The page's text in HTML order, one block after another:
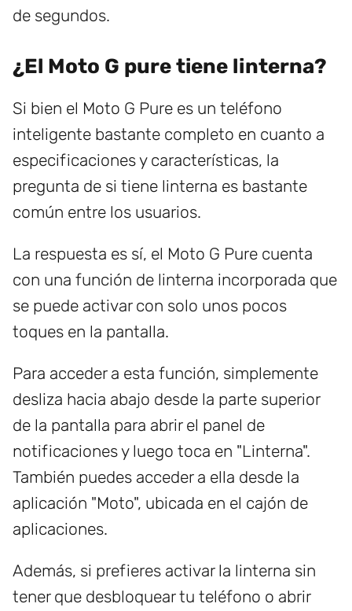
de segundos.
¿El Moto G pure tiene linterna?
Si bien el Moto G Pure es un teléfono
inteligente bastante completo en cuanto a
especificaciones y características, la
pregunta de si tiene linterna es bastante
común entre los usuarios.
La respuesta es sí, el Moto G Pure cuenta
con una función de linterna incorporada que
se puede activar con solo unos pocos
toques en la pantalla.
Para acceder a esta función, simplemente
desliza hacia abajo desde la parte superior
de la pantalla para abrir el panel de
notificaciones y luego toca en "Linterna".
También puedes acceder a ella desde la
aplicación "Moto", ubicada en el cajón de
aplicaciones.
Además, si prefieres activar la linterna sin
tener que desbloquear tu teléfono o abrir